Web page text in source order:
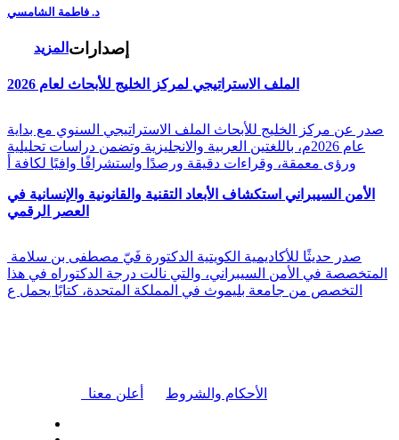
د. فاطمة الشامسي
المزيد إصدارات
الملف الاستراتيجي لمركز الخليج للأبحاث لعام 2026
صدر عن مركز الخليج للأبحاث الملف الاستراتيجي السنوي مع بداية
عام 2026م، باللغتين العربية والانجليزية وتضمن دراسات تحليلية
ورؤى معمقة، وقراءات دقيقة ورصدًا واستشرافًا وافيًا لكافة أ
الأمن السيبراني استكشاف الأبعاد التقنية والقانونية والإنسانية في
العصر الرقمي
المتخصصة في الأمن السيبراني، والتي نالت درجة الدكتوراه في هذا
التخصص من جامعة بليموث في المملكة المتحدة، كتابًا يحمل ع
أعلن معنا الأحكام والشروط